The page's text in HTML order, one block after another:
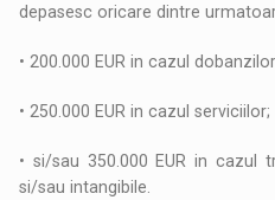
depasesc oricare dintre
• 200.000 EUR in cazul
• 250.000 EUR in cazul serviciilor;
• si/sau 350.000 EUR in cazul
si/sau intangibile.